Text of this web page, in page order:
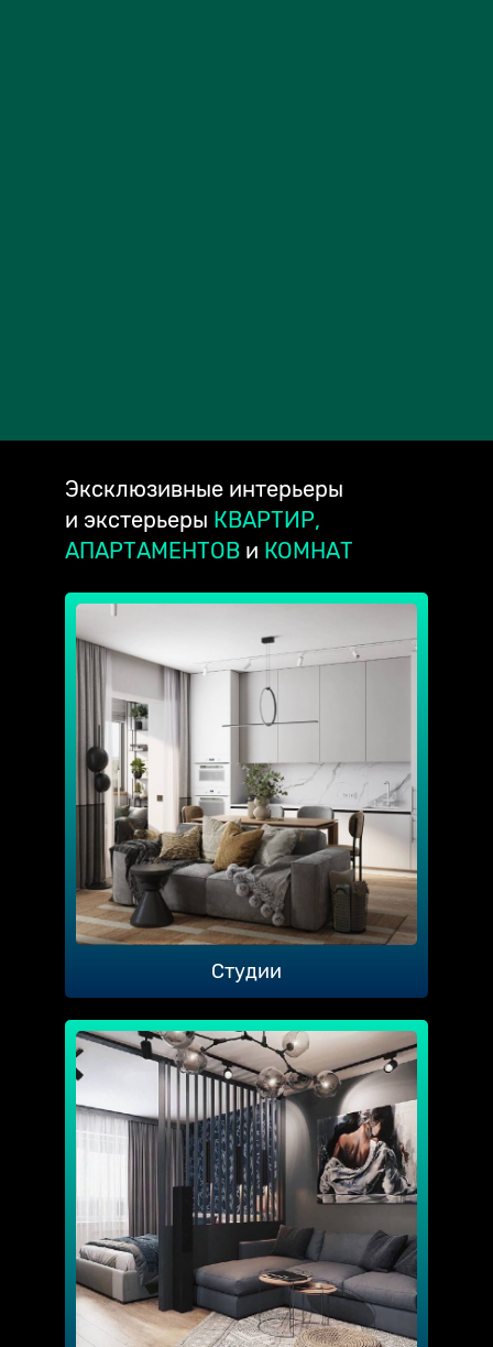
Эксклюзивные интерьеры
и экстерьеры КВАРТИР,
АПАРТАМЕНТОВ и КОМНАТ
Студии